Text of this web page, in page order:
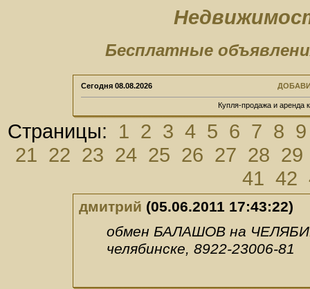
Бесплатные
Сегодня 08.08.2026
Купля-продажа и
Страницы: 1 2 3 4 5 6 7 8 9
21 22 23 24 25 26 27 28 29
41 42
дмитрий (05.06.2011 17:43:22)
обмен БАЛАШОВ на
челябинске, 8922-23006-81